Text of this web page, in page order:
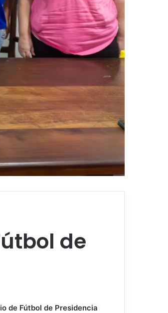
de
de Fútbol de Presidencia